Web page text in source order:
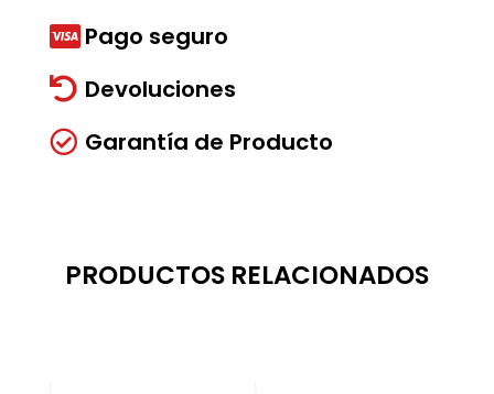
 Pago seguro
 Devoluciones
 Garantía de Producto
PRODUCTOS RELACIONADOS